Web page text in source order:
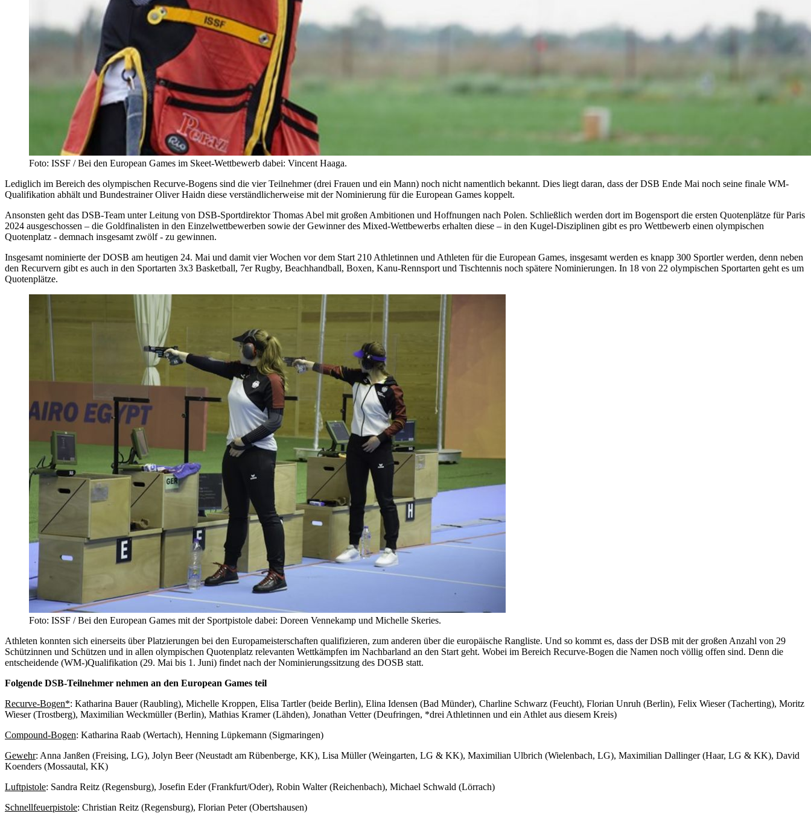
Foto: ISSF / Bei den European Games im Skeet-Wettbewerb dabei: Vincent Haaga.
Lediglich im Bereich des olympischen Recurve-Bogens sind die vier Teilnehmer (drei Frauen und ein Mann) noch nicht namentlich bekannt. Dies liegt daran, dass der DSB Ende Mai noch seine finale WM-
Qualifikation abhält und Bundestrainer Oliver Haidn diese verständlicherweise mit der Nominierung für die European Games koppelt.
Ansonsten geht das DSB-Team unter Leitung von DSB-Sportdirektor Thomas Abel mit großen Ambitionen und Hoffnungen nach Polen. Schließlich werden dort im Bogensport die ersten Quotenplätze für Paris
2024 ausgeschossen – die Goldfinalisten in den Einzelwettbewerben sowie der Gewinner des Mixed-Wettbewerbs erhalten diese – in den Kugel-Disziplinen gibt es pro Wettbewerb einen olympischen
Quotenplatz - demnach insgesamt zwölf - zu gewinnen.
Insgesamt nominierte der DOSB am heutigen 24. Mai und damit vier Wochen vor dem Start 210 Athletinnen und Athleten für die European Games, insgesamt werden es knapp 300 Sportler werden, denn neben
den Recurvern gibt es auch in den Sportarten 3x3 Basketball, 7er Rugby, Beachhandball, Boxen, Kanu-Rennsport und Tischtennis noch spätere Nominierungen. In 18 von 22 olympischen Sportarten geht es um
Quotenplätze.
Foto: ISSF / Bei den European Games mit der Sportpistole dabei: Doreen Vennekamp und Michelle Skeries.
Athleten konnten sich einerseits über Platzierungen bei den Europameisterschaften qualifizieren, zum anderen über die europäische Rangliste. Und so kommt es, dass der DSB mit der großen Anzahl von 29
Schützinnen und Schützen und in allen olympischen Quotenplatz relevanten Wettkämpfen im Nachbarland an den Start geht. Wobei im Bereich Recurve-Bogen die Namen noch völlig offen sind. Denn die
entscheidende (WM-)Qualifikation (29. Mai bis 1. Juni) findet nach der Nominierungssitzung des DOSB statt.
Folgende DSB-Teilnehmer nehmen an den European Games teil
Recurve-Bogen*: Katharina Bauer (Raubling), Michelle Kroppen, Elisa Tartler (beide Berlin), Elina Idensen (Bad Münder), Charline Schwarz (Feucht), Florian Unruh (Berlin), Felix Wieser (Tacherting), Moritz
Wieser (Trostberg), Maximilian Weckmüller (Berlin), Mathias Kramer (Lähden), Jonathan Vetter (Deufringen, *drei Athletinnen und ein Athlet aus diesem Kreis)
Compound-Bogen: Katharina Raab (Wertach), Henning Lüpkemann (Sigmaringen)
Gewehr: Anna Janßen (Freising, LG), Jolyn Beer (Neustadt am Rübenberge, KK), Lisa Müller (Weingarten, LG & KK), Maximilian Ulbrich (Wielenbach, LG), Maximilian Dallinger (Haar, LG & KK), David
Koenders (Mossautal, KK)
Luftpistole: Sandra Reitz (Regensburg), Josefin Eder (Frankfurt/Oder), Robin Walter (Reichenbach), Michael Schwald (Lörrach)
Schnellfeuerpistole: Christian Reitz (Regensburg), Florian Peter (Obertshausen)